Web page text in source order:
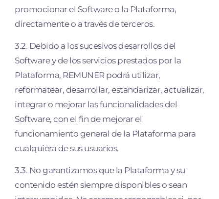
promocionar el Software o la Plataforma,
directamente o a través de terceros.
3.2. Debido a los sucesivos desarrollos del
Software y de los servicios prestados por la
Plataforma, REMUNER podrá utilizar,
reformatear, desarrollar, estandarizar, actualizar,
integrar o mejorar las funcionalidades del
Software, con el fin de mejorar el
funcionamiento general de la Plataforma para
cualquiera de sus usuarios.
3.3. No garantizamos que la Plataforma y su
contenido estén siempre disponibles o sean